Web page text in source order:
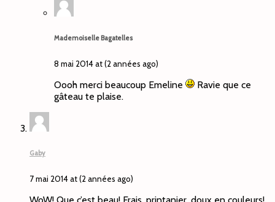
Mademoiselle Bagatelles
8 mai 2014 at (2 années ago)
Oooh merci beaucoup Emeline
Ravie que ce
gâteau te plaise.
Gaby
7 mai 2014 at (2 années ago)
WoW! Que c’est beau! Frais, printanier, doux en couleurs!